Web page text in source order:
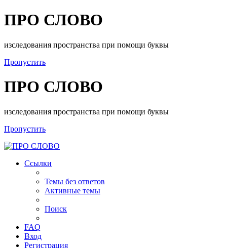
ПРО СЛОВО
изследования пространства при помощи буквы
Пропустить
ПРО СЛОВО
изследования пространства при помощи буквы
Пропустить
Ссылки
Темы без ответов
Активные темы
Поиск
FAQ
Вход
Регистрация